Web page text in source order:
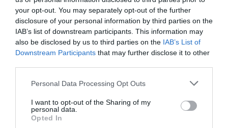
your opt-out. You may separately opt-out of the further
disclosure of your personal information by third parties on the
IAB’s list of downstream participants. This information may
also be disclosed by us to third parties on the IAB’s List of
Downstream Participants that may further disclose it to other
Please note that this website/app uses one or more Google
not limited to your visit or usage behaviour. You may click to
grant or deny consent to Google and its third-party tags to
use your data for below specified purposes in below Google
Personal Data Processing Opt Outs
I want to opt-out of the Sharing of my
personal data.
Opted In